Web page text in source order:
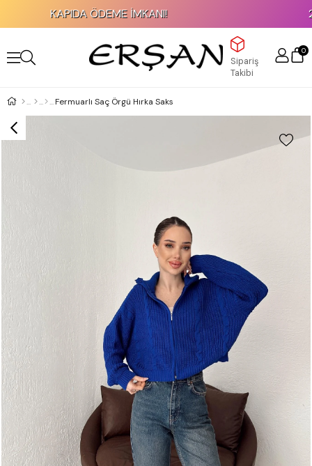
KAPIDA ÖDEME İMKANI!
Sipariş
Takibi
0
Fermuarlı Saç Örgü Hırka Saks